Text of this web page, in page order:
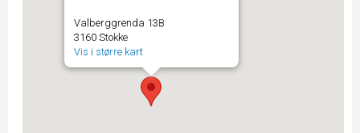
Valberggrenda 13B
3160 Stokke
Vis i større kart